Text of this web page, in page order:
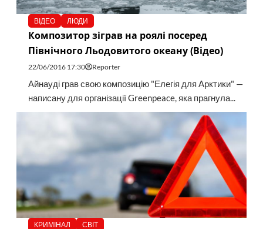
ВІДЕО ЛЮДИ
Композитор зіграв на роялі посеред
Північного Льодовитого океану (Відео)
22/06/2016 17:30 Reporter
Айнауді грав свою композицію "Елегія для Арктики" —
написану для організації Greenpeace, яка прагнула...
КРИМІНАЛ СВІТ